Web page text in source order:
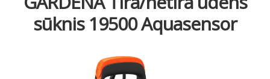
sūknis 19500 Aquasensor